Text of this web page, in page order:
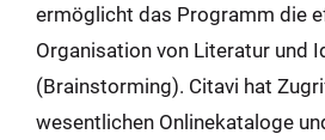
ermöglicht das Programm die
Organisation von Literatur und
(Brainstorming). Citavi hat
wesentlichen Onlinekataloge